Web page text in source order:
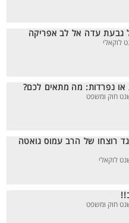
גבעת עדה אל לב אפריקה
או נפרדות: מה מתאים לכם?
רוצחו של הרב עמוס גואטה